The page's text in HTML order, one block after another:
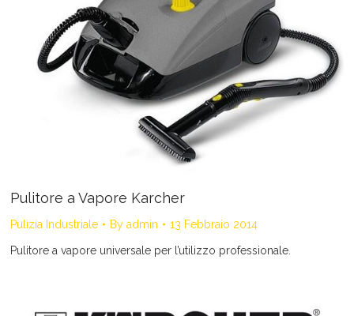
Pulitore a Vapore Karcher
Pulizia Industriale By admin 13 Febbraio 2014
Pulitore a vapore universale per l’utilizzo professionale.